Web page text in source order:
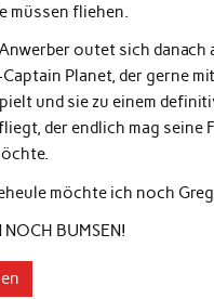
müssen fliehen.
outet sich danach
Planet, der gerne
und sie zu einem
der endlich mag seine
möchte ich noch
NOCH BUMSEN!